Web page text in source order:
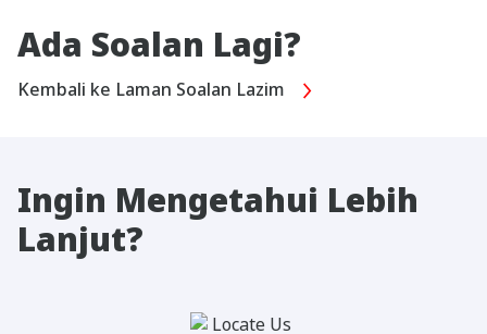
Ada Soalan Lagi?
Kembali ke Laman Soalan Lazim
Ingin Mengetahui Lebih
Lanjut?